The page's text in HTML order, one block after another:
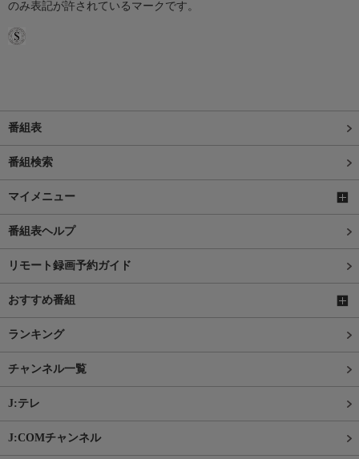
のみ表記が許されているマークです。
番組表
番組検索
マイメニュー
番組表ヘルプ
リモート録画予約ガイド
おすすめ番組
ランキング
チャンネル一覧
J:テレ
J:COMチャンネル